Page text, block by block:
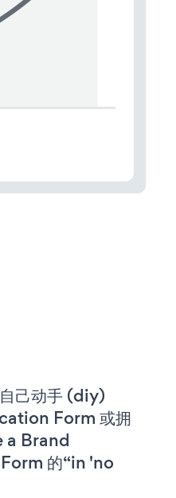
己动手 (diy)
Form 或拥
a Brand
的“in 'no